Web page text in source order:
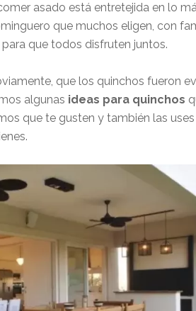
asado está entretejida en lo
que muchos eligen, con
que todos disfruten juntos.
que los quinchos fueron
algunas ideas para quinchos
que te gusten y también las